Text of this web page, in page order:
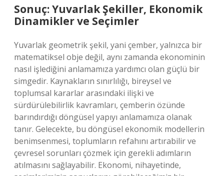
Sonuç: Yuvarlak Şekiller, Ekonomik
Dinamikler ve Seçimler
Yuvarlak geometrik şekil, yani çember, yalnızca bir
matematiksel obje değil, aynı zamanda ekonominin
nasıl işlediğini anlamamıza yardımcı olan güçlü bir
simgedir. Kaynakların sınırlılığı, bireysel ve
toplumsal kararlar arasındaki ilişki ve
sürdürülebilirlik kavramları, çemberin özünde
barındırdığı döngüsel yapıyı anlamamıza olanak
tanır. Gelecekte, bu döngüsel ekonomik modellerin
benimsenmesi, toplumların refahını artırabilir ve
çevresel sorunları çözmek için gerekli adımların
atılmasını sağlayabilir. Ekonomi, nihayetinde,